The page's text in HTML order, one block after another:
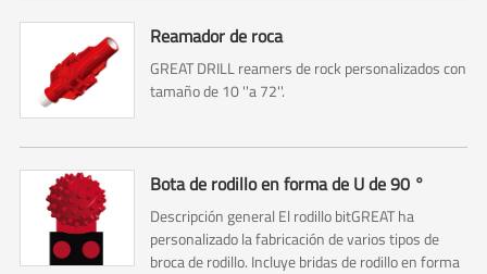
No.3...
Reamador de roca
GREAT DRILL reamers de rock personalizados con
tamaño de 10 ''a 72''.
Bota de rodillo en forma de U de 90 °
Descripción general El rodillo bitGREAT ha
personalizado la fabricación de varios tipos de
broca de rodillo. Incluye bridas de rodillo en forma